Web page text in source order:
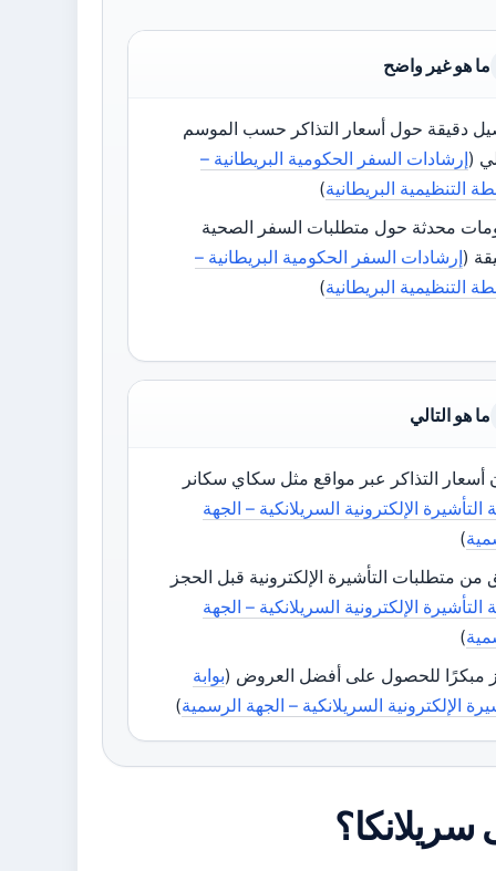
ما هو غير واضح
دقيقة حول أسعار التذاكر حسب الموسم
(إرشادات السفر الحكومية البريطانية –
التنظيمية البريطانية)
محدثة حول متطلبات السفر الصحية
(إرشادات السفر الحكومية البريطانية –
التنظيمية البريطانية)
ما هو التالي
أسعار التذاكر عبر مواقع مثل سكاي سكانر
التأشيرة الإلكترونية السريلانكية – الجهة
)
من متطلبات التأشيرة الإلكترونية قبل الحجز
التأشيرة الإلكترونية السريلانكية – الجهة
)
مبكرًا للحصول على أفضل العروض (بوابة
الإلكترونية السريلانكية – الجهة الرسمية)